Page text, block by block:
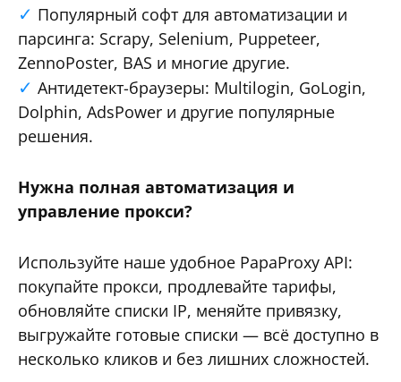
Популярный софт для автоматизации и
парсинга: Scrapy, Selenium, Puppeteer,
ZennoPoster, BAS и многие другие.
Антидетект-браузеры: Multilogin, GoLogin,
Dolphin, AdsPower и другие популярные
решения.
Нужна полная автоматизация и
управление прокси?
Используйте наше удобное PapaProxy API:
покупайте прокси, продлевайте тарифы,
обновляйте списки IP, меняйте привязку,
выгружайте готовые списки — всё доступно в
несколько кликов и без лишних сложностей.